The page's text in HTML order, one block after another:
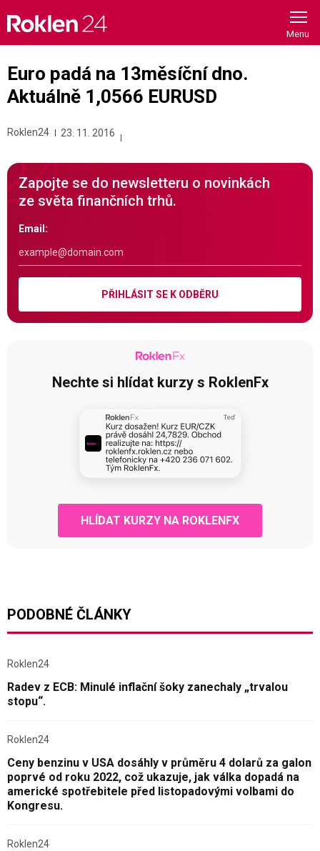
content
Euro padá na 13měsíční dno.
Aktuálně 1,0566 EURUSD
Roklen24 23. 11. 2016
Zapojte se do newsletteru o novinkách
ze světa finančních trhů.
Email:
PŘIHLÁSIT SE K ODBĚRU
Nechte si hlídat kurzy s RoklenFx
HLÍDAT KURZY NA ROKLENFX
PODOBNÉ ČLÁNKY
Roklen24
Radev z ECB: Minulé inflační šoky zanechaly „trvalou
stopu“.
Roklen24
Ceny benzinu v USA dosáhly v průměru 4 dolarů za galon
poprvé od roku 2022, což ukazuje, jak válka dopadá na
americké spotřebitele před listopadovými volbami do
Kongresu.
Roklen24